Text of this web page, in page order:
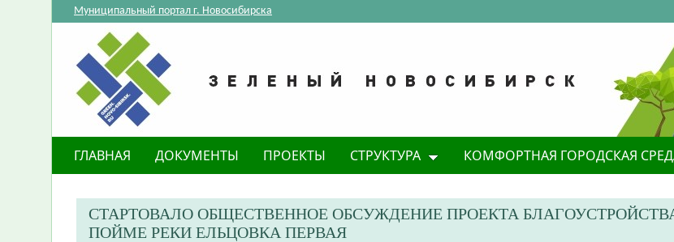
Муниципальный портал г. Новосибирска
ГЛАВНАЯ ДОКУМЕНТЫ ПРОЕКТЫ СТРУКТУРА КОМФОРТНАЯ ГОРОДСКАЯ
СТАРТОВАЛО ОБЩЕСТВЕННОЕ ОБСУЖДЕНИЕ ПРОЕКТА
ПОЙМЕ РЕКИ ЕЛЬЦОВКА ПЕРВАЯ